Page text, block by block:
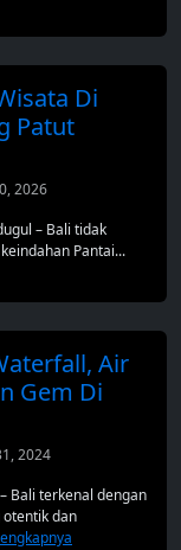
Di
Patut
2026
– Bali tidak
Pantai...
Air
Gem Di
2024
Bali terkenal dengan
otentik dan